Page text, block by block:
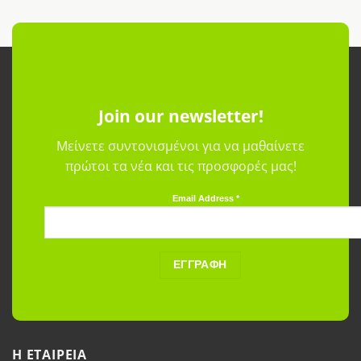
Join our newsletter!
Μείνετε συντονισμένοι για να μαθαίνετε
πρώτοι τα νέα και τις προσφορές μας!
Email Address *
H ETAΙΡΕΙΑ